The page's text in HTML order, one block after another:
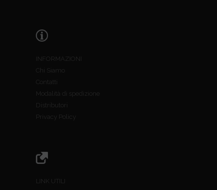
INFORMAZIONI
Chi Siamo
Contatti
Modalità di spedizione
Distributori
Privacy Policy
LINK UTILI